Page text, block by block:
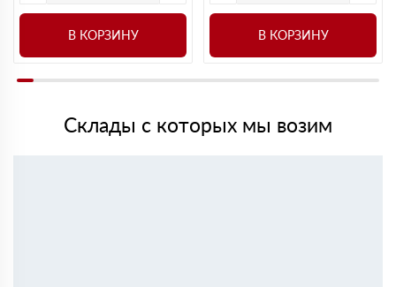
В КОРЗИНУ В КОРЗИНУ
Склады с которых мы возим